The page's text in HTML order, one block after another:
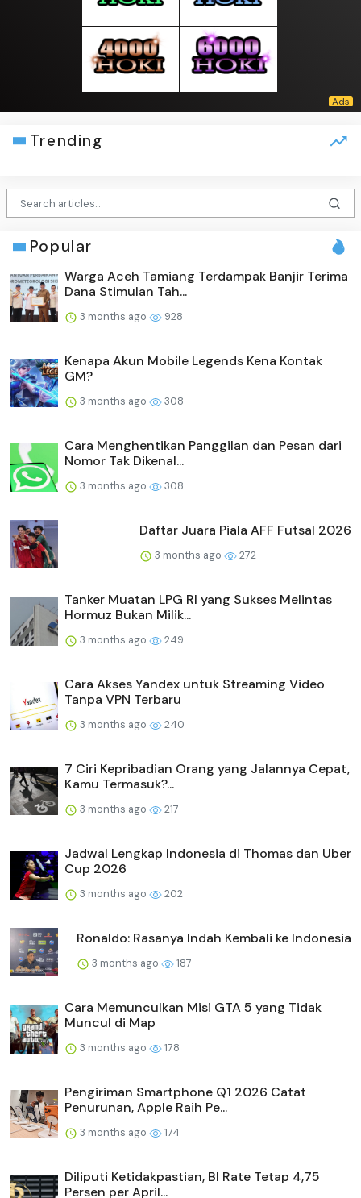
Trending
Popular
Warga Aceh Tamiang Terdampak Banjir Terima
Dana Stimulan Tah...
3 months ago 928
Kenapa Akun Mobile Legends Kena Kontak
GM?
3 months ago 308
Cara Menghentikan Panggilan dan Pesan dari
Nomor Tak Dikenal...
3 months ago 308
Daftar Juara Piala AFF Futsal 2026
3 months ago 272
Tanker Muatan LPG RI yang Sukses Melintas
Hormuz Bukan Milik...
3 months ago 249
Cara Akses Yandex untuk Streaming Video
Tanpa VPN Terbaru
3 months ago 240
7 Ciri Kepribadian Orang yang Jalannya Cepat,
Kamu Termasuk?...
3 months ago 217
Jadwal Lengkap Indonesia di Thomas dan Uber
Cup 2026
3 months ago 202
Ronaldo: Rasanya Indah Kembali ke Indonesia
3 months ago 187
Cara Memunculkan Misi GTA 5 yang Tidak
Muncul di Map
3 months ago 178
Pengiriman Smartphone Q1 2026 Catat
Penurunan, Apple Raih Pe...
3 months ago 174
Diliputi Ketidakpastian, BI Rate Tetap 4,75
Persen per April...